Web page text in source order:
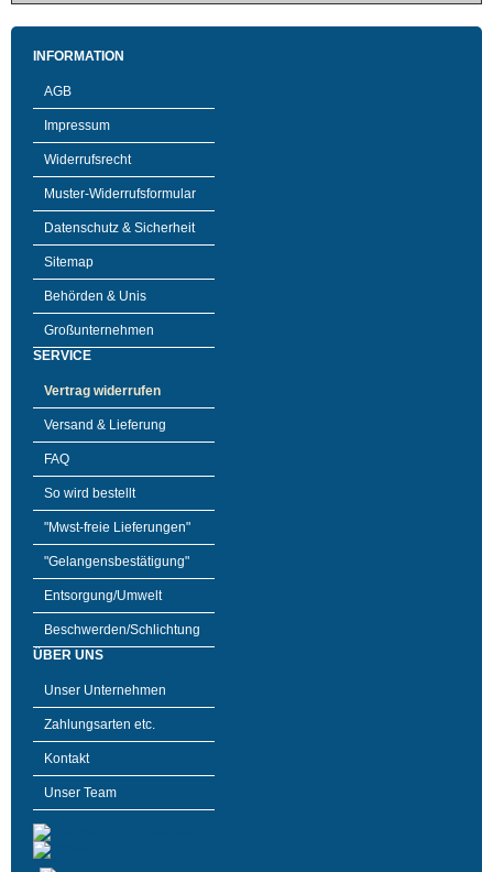
INFORMATION
AGB
Impressum
Widerrufsrecht
Muster-Widerrufsformular
Datenschutz & Sicherheit
Sitemap
Behörden & Unis
Großunternehmen
SERVICE
Vertrag widerrufen
Versand & Lieferung
FAQ
So wird bestellt
"Mwst-freie Lieferungen"
"Gelangensbestätigung"
Entsorgung/Umwelt
Beschwerden/Schlichtung
ÜBER UNS
Unser Unternehmen
Zahlungsarten etc.
Kontakt
Unser Team